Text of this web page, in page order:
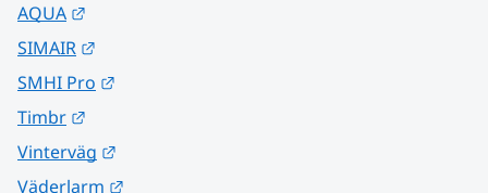
AQUA
SIMAIR
SMHI Pro
Timbr
Vinterväg
Väderlarm